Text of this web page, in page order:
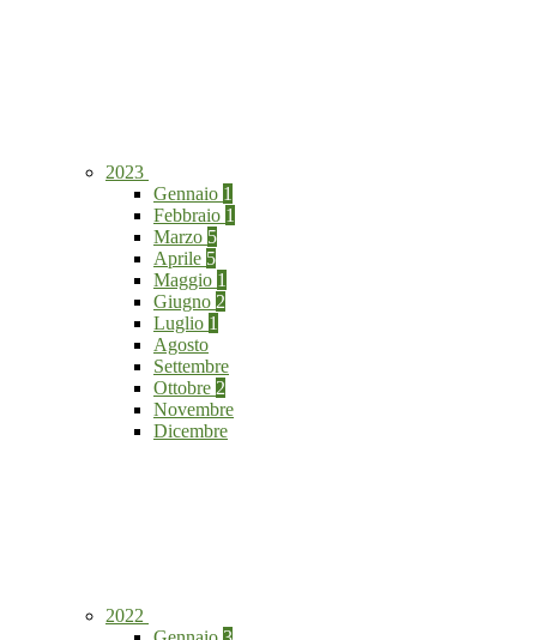
2023
Gennaio 1
Febbraio 1
Marzo 5
Aprile 5
Maggio 1
Giugno 2
Luglio 1
Agosto
Settembre
Ottobre 2
Novembre
Dicembre
2022